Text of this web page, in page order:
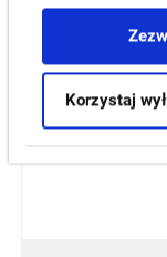
Korzystaj